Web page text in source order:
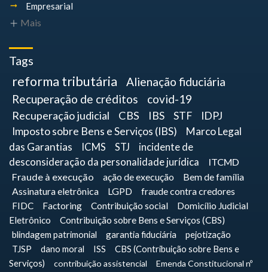
Empresarial
Mais
Tags
reforma tributária
Alienação fiduciária
Recuperação de créditos
covid-19
Recuperação judicial CBS IBS STF
IDPJ
Imposto sobre Bens e Serviços (IBS)
Marco Legal
das Garantias
ICMS STJ
incidente de
desconsideração da personalidade jurídica
ITCMD
Fraude à execução
ação de execução
Bem de família
Assinatura eletrônica
LGPD fraude contra credores
FIDC Factoring Contribuição social
Domicílio Judicial
Eletrônico
Contribuição sobre Bens e Serviços (CBS)
blindagem patrimonial
garantia fiduciária
pejotização
TJSP
dano moral ISS
CBS (Contribuição sobre Bens e
Serviços)
contribuição assistencial
Emenda Constitucional nº